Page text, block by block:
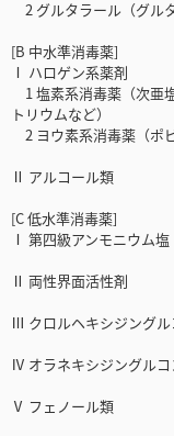
2 グルタラール（グル
[B 中水準消毒薬]
Ⅰ ハロゲン系薬剤
1 塩素系消毒薬（次亜
トリウムなど）
2 ヨウ素系消毒薬（ポ
Ⅱ アルコール類
[C 低水準消毒薬]
Ⅰ 第四級アンモニウム塩
Ⅱ 両性界面活性剤
Ⅲ クロルヘキシジング
Ⅳ オラネキシジングル
Ⅴ フェノール類